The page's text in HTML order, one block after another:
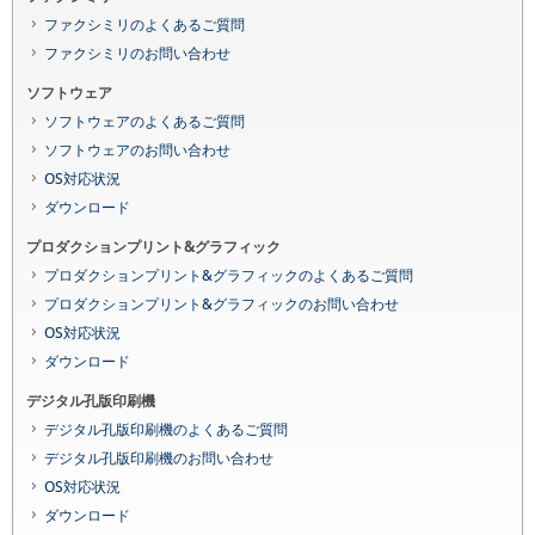
ファクシミリのよくあるご質問
ファクシミリのお問い合わせ
ソフトウェア
ソフトウェアのよくあるご質問
ソフトウェアのお問い合わせ
OS対応状況
ダウンロード
プロダクションプリント&グラフィック
プロダクションプリント&グラフィックのよくあるご質問
プロダクションプリント&グラフィックのお問い合わせ
OS対応状況
ダウンロード
デジタル孔版印刷機
デジタル孔版印刷機のよくあるご質問
デジタル孔版印刷機のお問い合わせ
OS対応状況
ダウンロード